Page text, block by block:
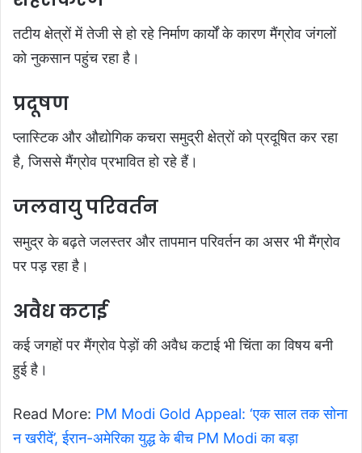
तटीय क्षेत्रों में तेजी से हो रहे निर्माण कार्यों के कारण मैंग्रोव जंगलों
को नुकसान पहुंच रहा है।
प्रदूषण
प्लास्टिक और औद्योगिक कचरा समुद्री क्षेत्रों को प्रदूषित कर रहा
है, जिससे मैंग्रोव प्रभावित हो रहे हैं।
जलवायु परिवर्तन
समुद्र के बढ़ते जलस्तर और तापमान परिवर्तन का असर भी मैंग्रोव
पर पड़ रहा है।
अवैध कटाई
कई जगहों पर मैंग्रोव पेड़ों की अवैध कटाई भी चिंता का विषय बनी
हुई है।
Read More: PM Modi Gold Appeal: ‘एक साल तक सोना
न खरीदें’, ईरान-अमेरिका युद्ध के बीच PM Modi का बड़ा